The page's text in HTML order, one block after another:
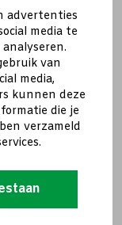
advertenties
media te
van
media,
kunnen deze
die je
verzameld